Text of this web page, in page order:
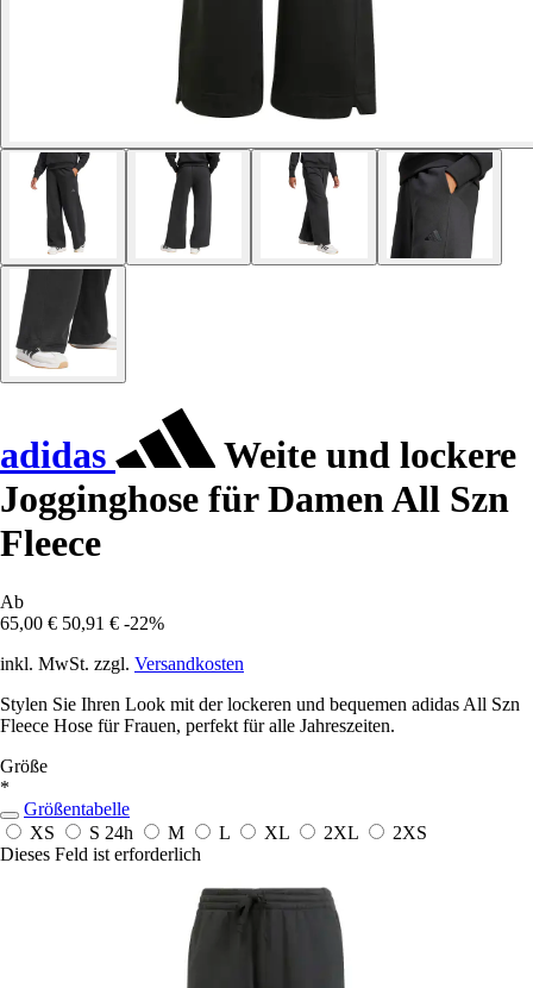
adidas
Weite und lockere
Jogginghose für Damen All Szn
Fleece
Ab
65,00 € 50,91 € -22%
inkl. MwSt. zzgl. Versandkosten
Stylen Sie Ihren Look mit der lockeren und bequemen adidas All Szn
Fleece Hose für Frauen, perfekt für alle Jahreszeiten.
Größe
*
Größentabelle
XS
S 24h M L XL 2XL
2XS
Dieses Feld ist erforderlich